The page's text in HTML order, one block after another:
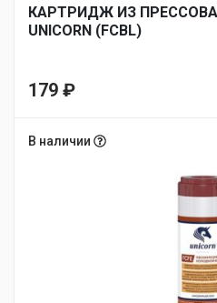
КАРТРИДЖ ИЗ
UNICORN (FCBL)
179 ₽
В наличии